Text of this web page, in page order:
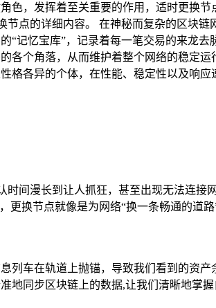
，发挥着至关重要的作用，适时更换
点的详细内容。 在神秘而复杂的区块链
记忆宝库”，记录着每一笔交易的来龙
个角落，从而维护着整个网络的稳定
各异的个体，在性能、稳定性以及响
间漫长到让人抓狂，甚至出现无法连接
换节点就像是为网络“换一条畅通的道
车在轨道上抛锚，导致我们看到的资
同步区块链上的数据,让我们清晰地掌握